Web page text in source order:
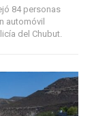
84 personas
automóvil
del Chubut.